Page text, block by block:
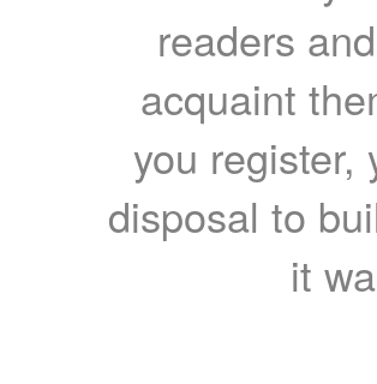
readers
acquaint
you register,
disposal to
it